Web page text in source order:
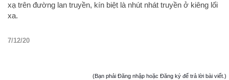
xạ trên đường lan truyền, kín biệt là nhút nhát truyền ở kiêng lối
xa.
7/12/20
(Bạn phải Đăng nhập hoặc Đăng ký để trả lời bài viết.)